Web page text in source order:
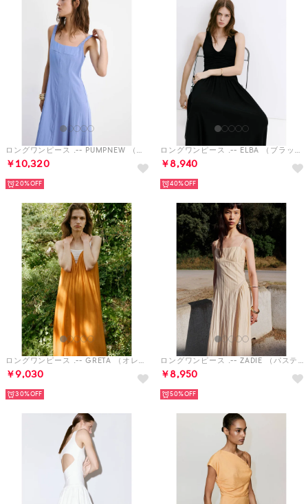
ロングワンピース .-- PUMPNEW （ミディアムブルー）
￥10,320
20%
ロングワンピース .-- ELBA （ブラック）
￥8,940
40%
ロングワンピース .-- GRETA （オレンジ）
￥9,030
30%
ロングワンピース .-- ZADIE （パステルブラウン）
￥8,950
50%